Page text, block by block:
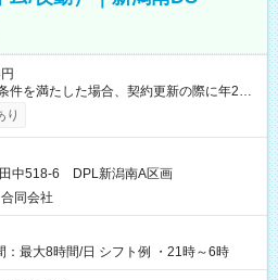
件を満たした場合、契約更新の際に年2回
あり ※月末締/翌
外手当、別途支給 ※深夜割増賃金 (22:00～
す！ 【試用期間】試用期間
1週間 雇用形態、給与は本採用時と同じ
り
中518-6 DPL新潟南A区画
同会社
：最大8時間/日 シフト例 ・21時～6時